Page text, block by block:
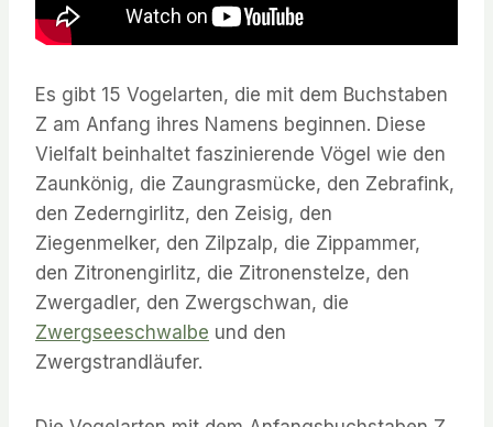
Es gibt 15 Vogelarten, die mit dem Buchstaben
Z am Anfang ihres Namens beginnen. Diese
Vielfalt beinhaltet faszinierende Vögel wie den
Zaunkönig, die Zaungrasmücke, den Zebrafink,
den Zederngirlitz, den Zeisig, den
Ziegenmelker, den Zilpzalp, die Zippammer,
den Zitronengirlitz, die Zitronenstelze, den
Zwergadler, den Zwergschwan, die
Zwergseeschwalbe und den
Zwergstrandläufer.